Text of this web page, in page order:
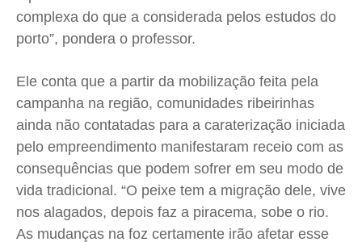
complexa do que a considerada pelos estudos do
porto”, pondera o professor.
Ele conta que a partir da mobilização feita pela
campanha na região, comunidades ribeirinhas
ainda não contatadas para a caraterização iniciada
pelo empreendimento manifestaram receio com as
consequências que podem sofrer em seu modo de
vida tradicional. “O peixe tem a migração dele, vive
nos alagados, depois faz a piracema, sobe o rio.
As mudanças na foz certamente irão afetar esse